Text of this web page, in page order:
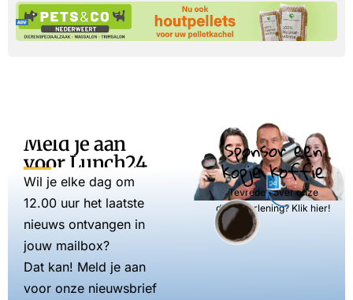
Meld je aan
voor Lunch24
Wil je elke dag om
12.00 uur het laatste
nieuws ontvangen in
jouw mailbox?
Dat kan! Meld je aan
voor onze nieuwsbrief
Sponsor een
kopje koffie
Tevreden over onze
dienstverlening? Klik hier!